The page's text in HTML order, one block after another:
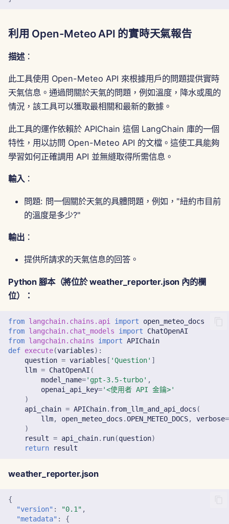
2024年10月4日
2024年9月27日
2024年9月20日
2024年9月13日
2024年9月6日
2024年8月23日
2024年8月9日
2024年8月2日
2024年7月26日
2024年7月12日
2024年6月28日
2024年6月21日
2023年11月12日
2023年11月6日
2023年10月30日
2023年9月18日
利用 Open-Meteo API 的實時天氣報告
描述：
此工具使用 Open-Meteo API 來根據用戶的問題提供實時
天氣信息。通過問關於天氣的問題，例如溫度，降水或風的
情況，該工具可以獲取最相關和最新的數據。
此工具的運作依賴於 APIChain 這個 LangChain 庫的一個
特性，用以訪問 Open-Meteo API 的文檔。這使工具能夠
學習如何正確調用 API 並無縫取得所需信息。
輸入 ：
問題: 問一個關於天氣的具體問題，例如，"紐約市目前
的溫度是多少?"
輸出 ：
提供所請求的天氣信息的回答。
Python 腳本（將位於 weather_reporter.json 內的欄
位）：
from langchain.chains.api import
open_meteo_docs
from langchain.chat_models import
ChatOpenAI
from langchain.chains import APIChain
def execute(variables):
question = variables [ 'Question' ]
llm = ChatOpenAI (
model_name='gpt-3.5-turbo' ,
openai_api_key='<使用者 API 金鑰>'
)
api_chain = APIChain. from_llm_and_api_docs (
llm, open_meteo_docs .OPEN_METEO_DOCS, verbose=
)
result = api_chain. run(question)
return
result
weather_reporter.json
{
"version" : "0.1" ,
"metadata" :
{